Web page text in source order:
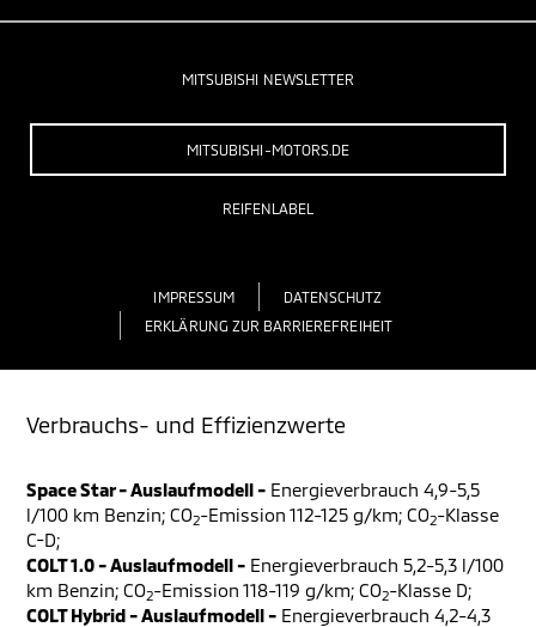
MITSUBISHI NEWSLETTER
MITSUBISHI-MOTORS.DE
REIFENLABEL
IMPRESSUM
DATENSCHUTZ
ERKLÄRUNG ZUR BARRIEREFREIHEIT
Verbrauchs- und Effizienzwerte
Space Star - Auslaufmodell - Energieverbrauch 4,9-5,5
l/100 km Benzin; CO2-Emission 112-125 g/km; CO2-Klasse
C-D;
COLT 1.0 - Auslaufmodell - Energieverbrauch 5,2-5,3 l/100
km Benzin; CO2-Emission 118-119 g/km; CO2-Klasse D;
COLT Hybrid - Auslaufmodell - Energieverbrauch 4,2-4,3